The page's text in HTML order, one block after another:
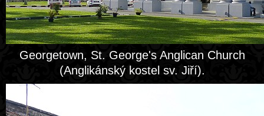
Georgetown, St. George's Anglican Church
(Anglikánský kostel sv. Jiří).